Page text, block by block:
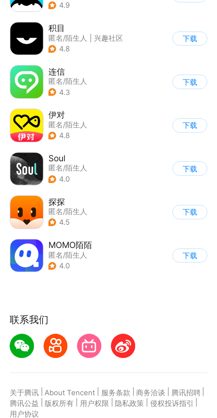
4.9
积目
匿名/陌生人
兴趣社区
4.8
下载
连信
匿名/陌生人
4.3
下载
伊对
匿名/陌生人
4.8
下载
Soul
匿名/陌生人
4.0
下载
探探
匿名/陌生人
4.5
下载
MOMO陌陌
匿名/陌生人
4.0
下载
联系我们
关于腾讯 About Tencent 服务条款 商务洽谈 腾讯招聘
腾讯公益
版权所有 用户权限 隐私政策 侵权投诉指引
用户协议